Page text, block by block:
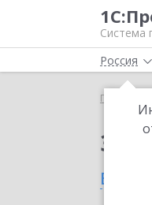
Система
Россия
Главная
в Ухте